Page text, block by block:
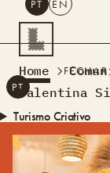
PESQUISAR
PT EN
Turismo Criativo
Rede de Oficinas
Design Lab
PT EN
FECHAR
Home
Valentina